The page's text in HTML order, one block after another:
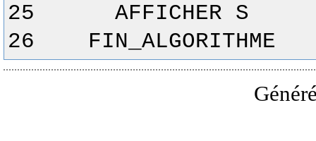
25
AFFICHER S
26
FIN_ALGORITHME